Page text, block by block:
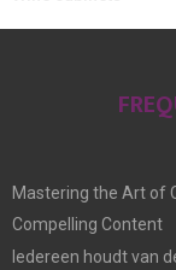
Mastering the Art of
Compelling Content
Iedereen houdt van